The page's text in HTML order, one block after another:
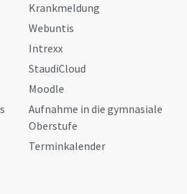
Krankmeldung
Webuntis
Intrexx
StaudiCloud
Moodle
Aufnahme in die gymnasiale
Oberstufe
Terminkalender